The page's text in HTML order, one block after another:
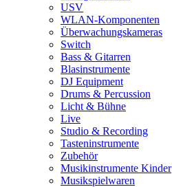
USV
WLAN-Komponenten
Überwachungskameras
Switch
Bass & Gitarren
Blasinstrumente
DJ Equipment
Drums & Percussion
Licht & Bühne
Live
Studio & Recording
Tasteninstrumente
Zubehör
Musikinstrumente Kinder
Musikspielwaren